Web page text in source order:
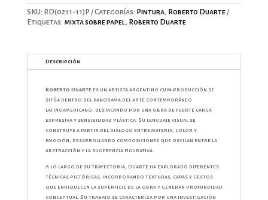
SKU: RD(0211-11)P Categorías: Pintura, Roberto Duarte
Etiquetas: mixta sobre papel, Roberto Duarte
Descripción
Roberto Duartees un artista argentino cuya producción se
sitúa dentro del panorama del arte contemporáneo
latinoamericano, destacando por una obra de fuerte carga
expresiva y sensibilidad plástica. Su lenguaje visual se
construye a partir del diálogo entre materia, color y
emoción, desarrollando composiciones que oscilan entre la
abstracción y la sugerencia figurativa.
A lo largo de su trayectoria, Duarte ha explorado diferentes
técnicas pictóricas, incorporando texturas, capas y gestos
que enriquecen la superficie de la obra y generan profundidad
conceptual. Su trabajo se caracteriza por una investigación